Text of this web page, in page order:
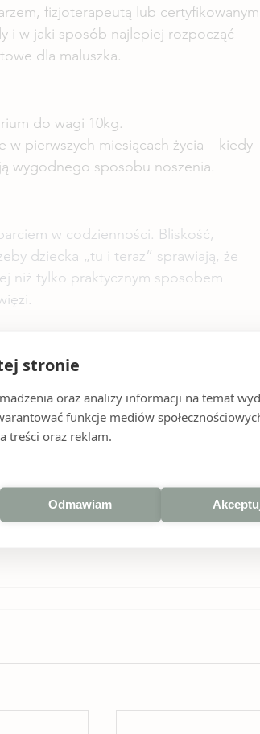
stronie
oraz analizy informacji na temat
funkcje mediów
treści oraz reklam.
Odmawiam
fizjoterapeutą lub
i w jaki sposób najlepiej rozpocząć
dla maluszka.
do wagi 10kg.
w pierwszych miesiącach życia – kiedy
wygodnego sposobu noszenia.
w codzienności. Bliskość,
dziecka „tu i teraz” sprawiają, że
niż tylko praktycznym sposobem
noszenia dzieci: